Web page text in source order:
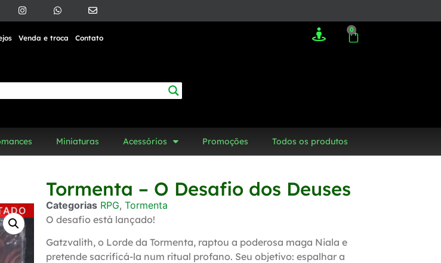
Venda e troca Contato
0
Miniaturas Acessórios Promoções Todos os produtos
Tormenta – O Desafio dos Deuses
Categorias RPG, Tormenta
O desafio está lançado!
Gatzvalith, o Lorde da Tormenta, raptou a poderosa maga Niala e
pretende sacrificá-la num ritual profano. Seu objetivo: espalhar a